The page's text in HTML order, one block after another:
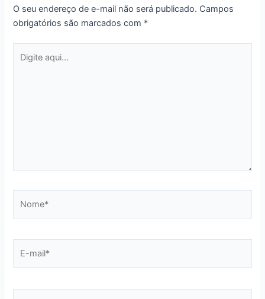
O seu endereço de e-mail não será publicado. Campos
obrigatórios são marcados com *
aqui...
mail*